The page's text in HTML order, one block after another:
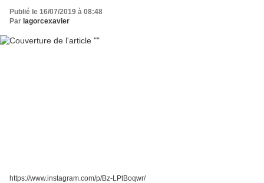
Publié le 16/07/2019 à 08:48
Par lagorcexavier
https://www.instagram.com/p/Bz-LPtBoqwr/